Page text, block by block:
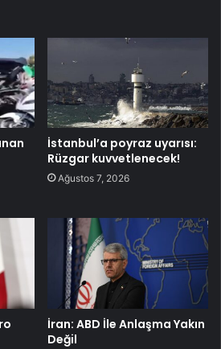
İstanbul’a poyraz uyarısı:
Rüzgar kuvvetlenecek!
Ağustos 7, 2026
İran: ABD İle Anlaşma Yakın
Değil